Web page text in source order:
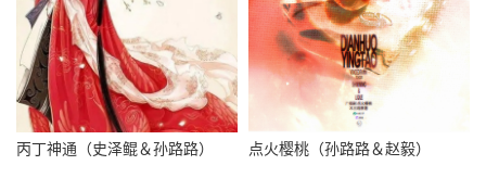
丙丁神通（史泽鲲＆孙路路） 点火樱桃（孙路路＆赵毅）